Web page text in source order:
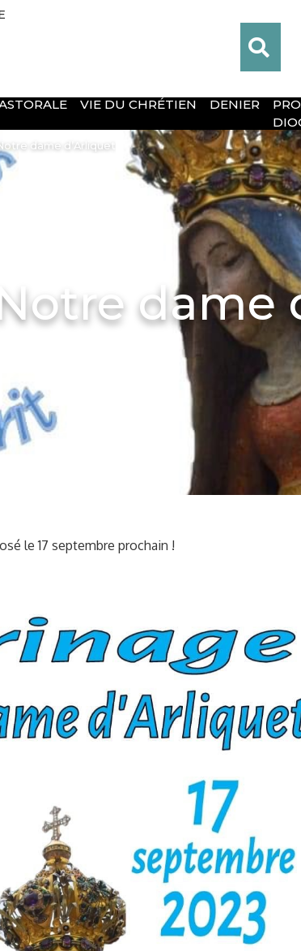
VIE DU CHRÉTIEN DENIER
dame d’Arliquet
dame
le 17 septembre prochain !